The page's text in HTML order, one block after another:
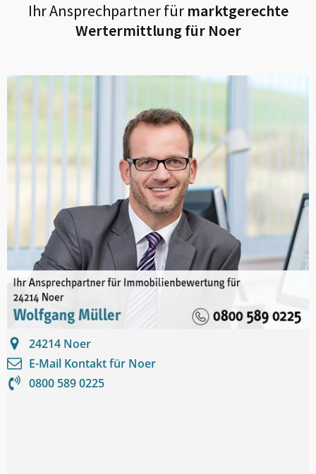
Ihr Ansprechpartner fürmarktgerechte
Wertermittlung für Noer
24214 Noer
E-Mail Kontakt für Noer
0800 589 0225